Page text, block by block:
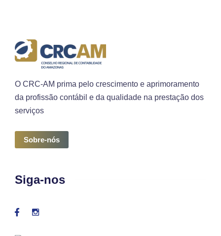
O CRC-AM prima pelo crescimento e aprimoramento
da profissão contábil e da qualidade na prestação dos
serviços
Sobre-nós
Siga-nos